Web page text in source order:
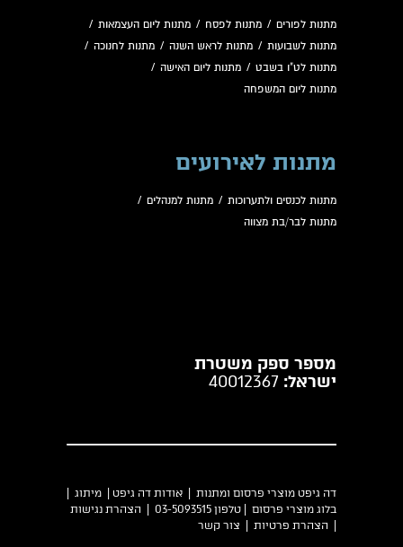
מתנות לפורים / מתנות לפסח / מתנות ליום העצמאות /
מתנות לשבועות / מתנות לראש השנה / מתנות לחנוכה /
מתנות לט"ו בשבט / מתנות ליום האישה /
מתנות ליום המשפחה
מתנות לאירועים
מתנות לכנסים ולתערוכות / מתנות למנהלים /
מתנות לבר/בת מצווה
מספר ספק משטרת
ישראל:
דה גיפט מוצרי פרסום ומתנות | אודות דה גיפט מיתוג
בלוג מוצרי פרסום | טלפון 03-5093515 |
הצהרת נגישות
הצהרת פרטיות צור קשר